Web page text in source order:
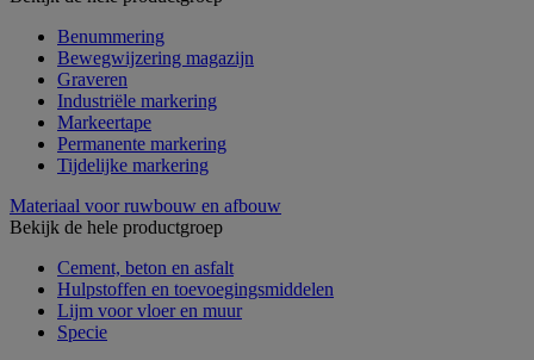
Benummering
Bewegwijzering magazijn
Graveren
Industriële markering
Markeertape
Permanente markering
Tijdelijke markering
Materiaal voor ruwbouw en afbouw
Bekijk de hele productgroep
Cement, beton en asfalt
Hulpstoffen en toevoegingsmiddelen
Lijm voor vloer en muur
Specie